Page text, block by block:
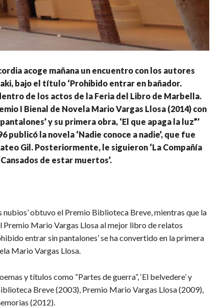
acoge mañana un encuentro con los autores
bajo el título ‘Prohibido entrar en bañador.
de los actos de la Feria del Libro de Marbella.
I Bienal de Novela Mario Vargas Llosa (2014) con
y su primera obra, ‘El que apaga la luz”’
publicó la novela ‘Nadie conoce a nadie’, que fue
Gil. Posteriormente, le siguieron ‘La Compañía
de estar muertos’.
nubios’ obtuvo el Premio Biblioteca Breve, mientras que la
Premio Mario Vargas Llosa al mejor libro de relatos
entrar sin pantalones’ se ha convertido en la primera
Mario Vargas Llosa.
y títulos como “Partes de guerra”, ‘El belvedere’ y
Breve (2003), Premio Mario Vargas Llosa (2009),
(2012).